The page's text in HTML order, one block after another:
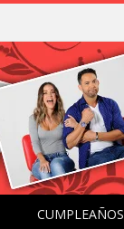
CUMPLEAÑOS